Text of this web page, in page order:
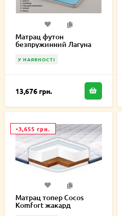
Матрац футон
безпружинний Лагуна
У НАЯВНОСТІ
13,676 грн.
-3,655 грн.
Матрац топер Cocos
Komfort жакард